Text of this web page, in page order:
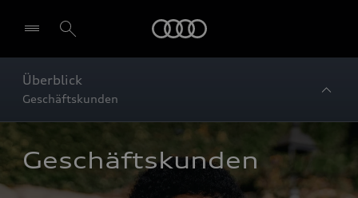
Überblick
Geschäftskunden
Geschäftskunden